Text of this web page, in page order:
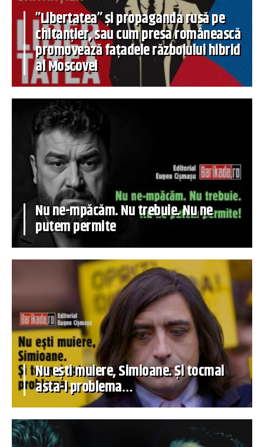
”Libertatea” și propaganda rusă pe
chitanțier, sau cum presa românească
promovează fațadele războiului hibrid
al Moscovei
Nu ne-mpăcăm. Nu trebuie. Nu ne
putem permite
Nu ești muiere, Simioane. Și tocmai
asta-i problema…